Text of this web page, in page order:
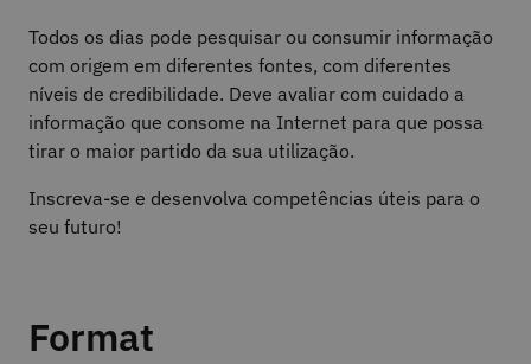
Todos os dias pode pesquisar ou consumir informação
com origem em diferentes fontes, com diferentes
níveis de credibilidade. Deve avaliar com cuidado a
informação que consome na Internet para que possa
tirar o maior partido da sua utilização.
Inscreva-se e desenvolva competências úteis para o
seu futuro!
Format